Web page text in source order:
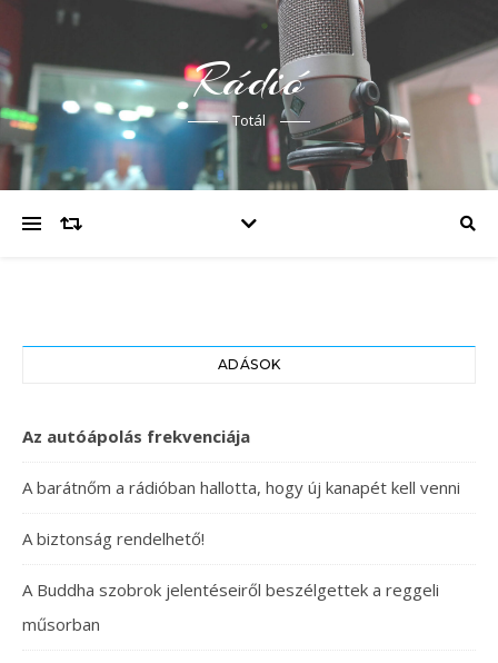
Rádió
Totál
ADÁSOK
Az autóápolás frekvenciája
A barátnőm a rádióban hallotta, hogy új kanapét kell venni
A biztonság rendelhető!
A Buddha szobrok jelentéseiről beszélgettek a reggeli
műsorban